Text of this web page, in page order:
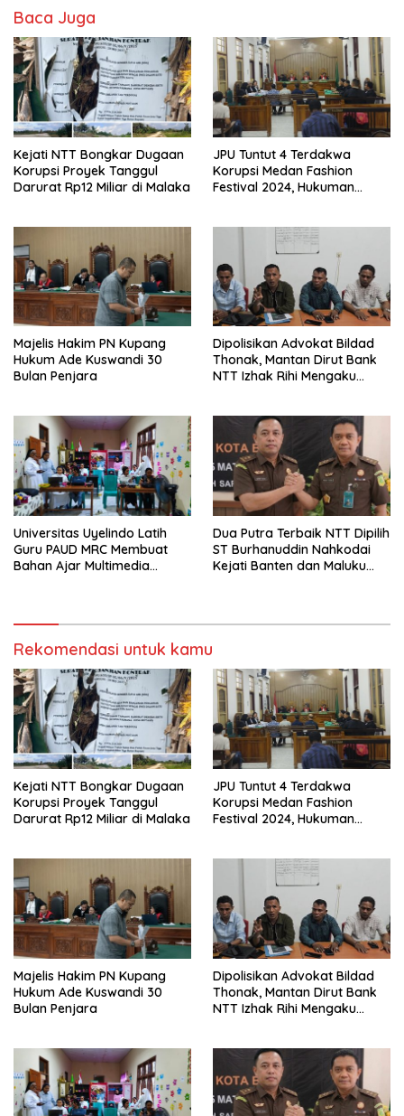
Baca Juga
Kejati NTT Bongkar Dugaan
Korupsi Proyek Tanggul
Darurat Rp12 Miliar di Malaka
JPU Tuntut 4 Terdakwa
Korupsi Medan Fashion
Festival 2024, Hukuman
Majelis Hakim PN Kupang
Hukum Ade Kuswandi 30
Bulan Penjara
Dipolisikan Advokat Bildad
Thonak, Mantan Dirut Bank
NTT Izhak Rihi Mengaku
Universitas Uyelindo Latih
Guru PAUD MRC Membuat
Bahan Ajar Multimedia
Dua Putra Terbaik NTT Dipilih
ST Burhanuddin Nahkodai
Kejati Banten dan Maluku
Rekomendasi untuk kamu
Kejati NTT Bongkar Dugaan
Korupsi Proyek Tanggul
Darurat Rp12 Miliar di Malaka
JPU Tuntut 4 Terdakwa
Korupsi Medan Fashion
Festival 2024, Hukuman
Majelis Hakim PN Kupang
Hukum Ade Kuswandi 30
Bulan Penjara
Dipolisikan Advokat Bildad
Thonak, Mantan Dirut Bank
NTT Izhak Rihi Mengaku